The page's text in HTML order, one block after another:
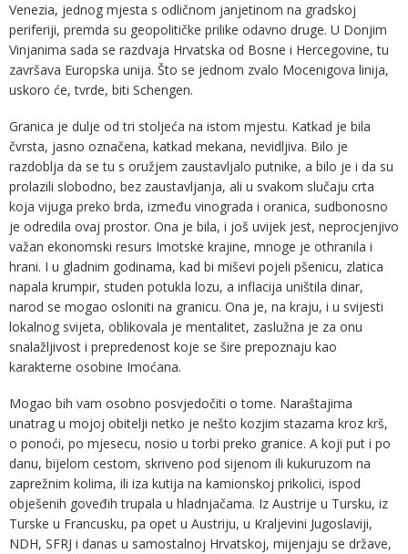
Venezia, jednog mjesta s odličnom janjetinom na gradskoj
periferiji, premda su geopolitičke prilike odavno druge. U Donjim
Vinjanima sada se razdvaja Hrvatska od Bosne i Hercegovine, tu
završava Europska unija. Što se jednom zvalo Mocenigova linija,
uskoro će, tvrde, biti Schengen.
Granica je dulje od tri stoljeća na istom mjestu. Katkad je bila
čvrsta, jasno označena, katkad mekana, nevidljiva. Bilo je
razdoblja da se tu s oružjem zaustavljalo putnike, a bilo je i da su
prolazili slobodno, bez zaustavljanja, ali u svakom slučaju crta
koja vijuga preko brda, između vinograda i oranica, sudbonosno
je odredila ovaj prostor. Ona je bila, i još uvijek jest, neprocjenjivo
važan ekonomski resurs Imotske krajine, mnoge je othranila i
hrani. I u gladnim godinama, kad bi miševi pojeli pšenicu, zlatica
napala krumpir, studen potukla lozu, a inflacija uništila dinar,
narod se mogao osloniti na granicu. Ona je, na kraju, i u svijesti
lokalnog svijeta, oblikovala je mentalitet, zaslužna je za onu
snalažljivost i prepredenost koje se šire prepoznaju kao
karakterne osobine Imoćana.
Mogao bih vam osobno posvjedočiti o tome. Naraštajima
unatrag u mojoj obitelji netko je nešto kozjim stazama kroz krš,
o ponoći, po mjesecu, nosio u torbi preko granice. A koji put i po
danu, bijelom cestom, skriveno pod sijenom ili kukuruzom na
zaprežnim kolima, ili iza kutija na kamionskoj prikolici, ispod
obješenih goveđih trupala u hladnjačama. Iz Austrije u Tursku, iz
Turske u Francusku, pa opet u Austriju, u Kraljevini Jugoslaviji,
NDH, SFRJ i danas u samostalnoj Hrvatskoj, mijenjaju se države,